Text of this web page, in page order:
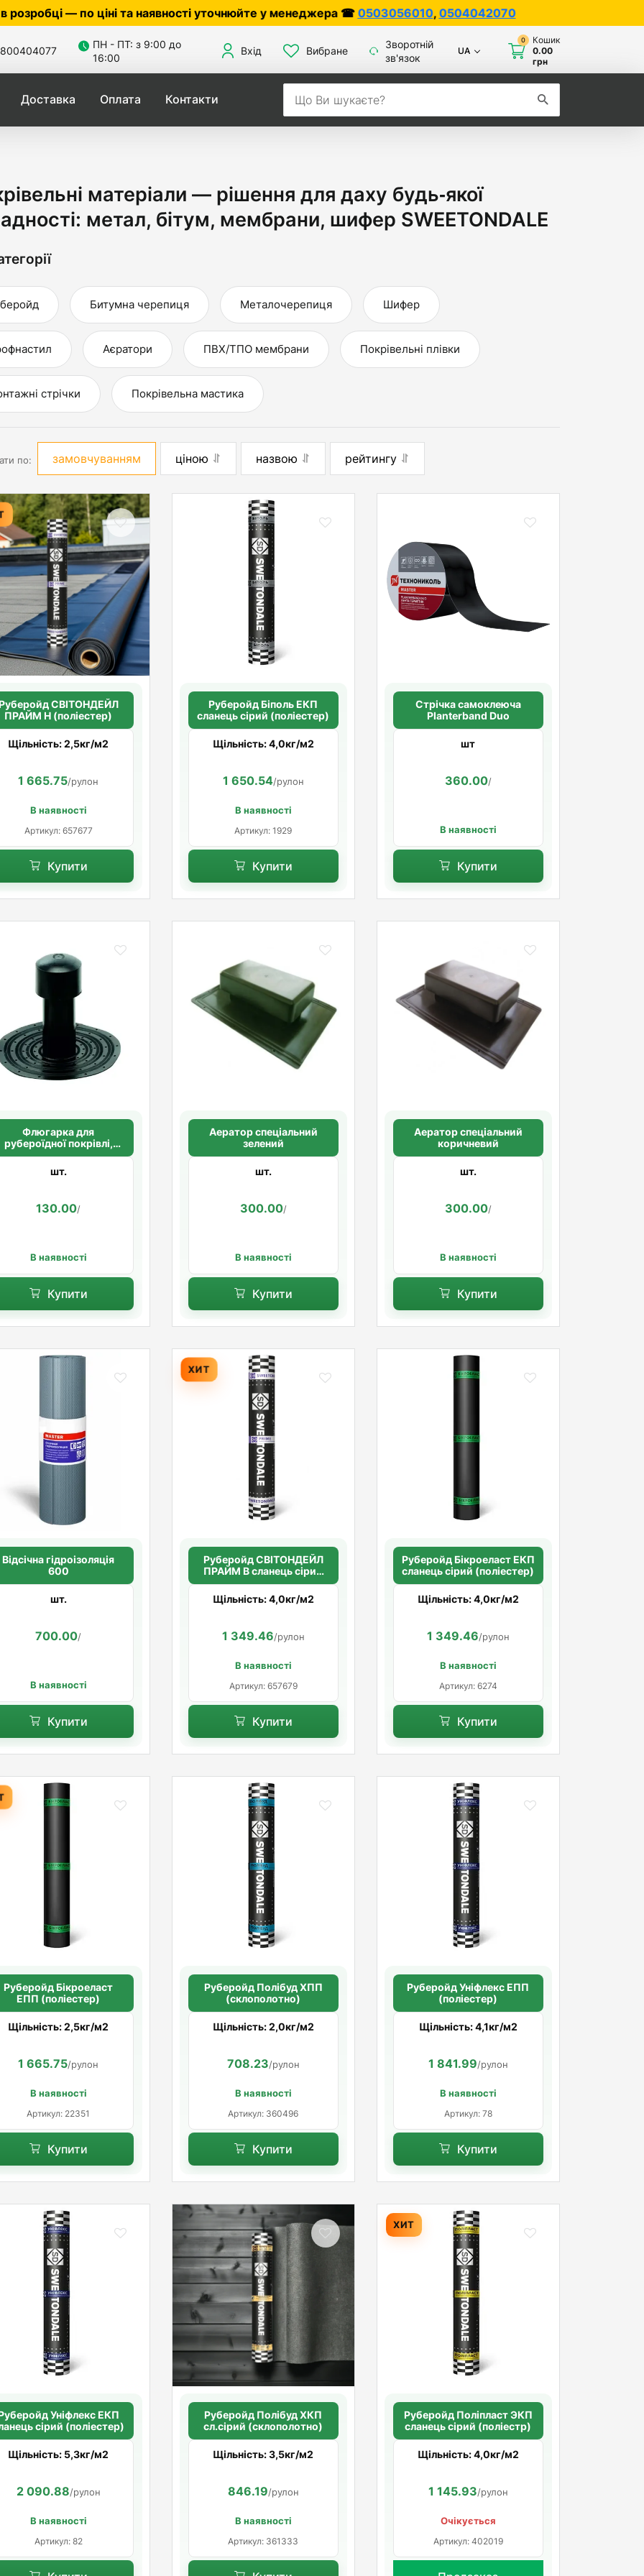
та наявності уточнюйте у менеджера ☎0503056010,0504042070
ПН - ПТ: з 9:00 до
16:00
Вхід Вибране
Зворотній
зв'язок
UA
0
Кошик
0.00
грн
Доставка Оплата Контакти
матеріали — рішення для даху будь‑якої
метал, бітум, мембрани, шифер SWEETONDALE
Битумна черепиця Металочерепиця Шифер
Аєратори ПВХ/ТПО мембрани Покрівельні плівки
стрічки Покрівельна мастика
по: замовчуванням ціною назвою рейтингу
СВІТОНДЕЙЛ
ПРАЙМ Н (поліестер)
Щільність: 2,5кг/м2
1 665.75/рулон
В наявності
Артикул: 657677
Купити
Руберойд Бiполь ЕКП
сланець сірий (поліестер)
Щільність: 4,0кг/м2
1 650.54/рулон
В наявності
Артикул: 1929
Купити
Стрічка самоклеюча
Planterband Duo
шт
360.00/
В наявності
Купити
Флюгарка для
рубероїдної покрівлі,
висота 225 мм
шт.
130.00/
В наявності
Купити
Аератор спеціальний
зелений
шт.
300.00/
В наявності
Купити
Аератор спеціальний
коричневий
шт.
300.00/
В наявності
Купити
Відсічна гідроізоляція
600
шт.
700.00/
В наявності
Купити
ХИТ
Руберойд СВІТОНДЕЙЛ
ПРАЙМ В сланець сірий
(поліестер)
Щільність: 4,0кг/м2
1 349.46/рулон
В наявності
Артикул: 657679
Купити
Руберойд Бiкроеласт ЕКП
сланець сірий (поліестер)
Щільність: 4,0кг/м2
1 349.46/рулон
В наявності
Артикул: 6274
Купити
Руберойд Бiкроеласт
ЕПП (поліестер)
Щільність: 2,5кг/м2
1 665.75/рулон
В наявності
Артикул: 22351
Купити
Руберойд Полiбуд ХПП
(склополотно)
Щільність: 2,0кг/м2
708.23/рулон
В наявності
Артикул: 360496
Купити
Руберойд Унiфлекс ЕПП
(поліестер)
Щільність: 4,1кг/м2
1 841.99/рулон
В наявності
Артикул: 78
Купити
Унiфлекс ЕКП
сірий (поліестер)
Щільність: 5,3кг/м2
2 090.88/рулон
В наявності
Артикул: 82
Руберойд Полiбуд ХКП
сл.сірий (склополотно)
Щільність: 3,5кг/м2
846.19/рулон
В наявності
Артикул: 361333
ХИТ
Руберойд Полiпласт ЭКП
сланець сірий (поліестр)
Щільність: 4,0кг/м2
1 145.93/рулон
Очікується
Артикул: 402019